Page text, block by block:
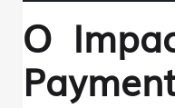
O